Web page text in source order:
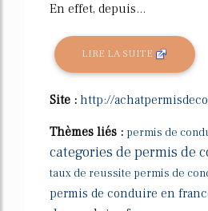
En effet, depuis...
LIRE LA SUITE
Site : http://
Thèmes liés : permis de
categories de permis de
taux de reussite permis de
permis de conduire en